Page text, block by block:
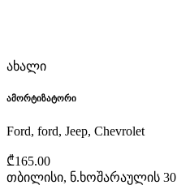
ახალი
ამორტიზატორი
Ford, ford, Jeep, Chevrolet
₾165.00
თბილისი, ნ.ხოშარაულის 30